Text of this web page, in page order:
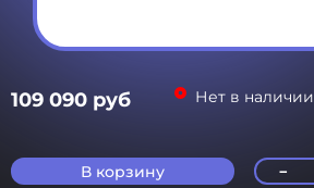
109 090 руб Нет в наличии
В корзину -